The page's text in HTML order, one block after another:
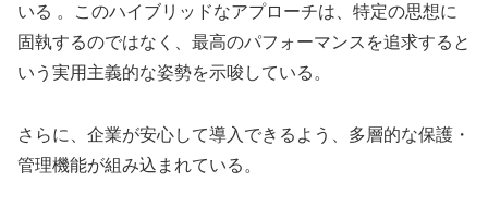
いる 。このハイブリッドなアプローチは、特定の思想に
固執するのではなく、最高のパフォーマンスを追求すると
いう実用主義的な姿勢を示唆している。
さらに、企業が安心して導入できるよう、多層的な保護・
管理機能が組み込まれている。